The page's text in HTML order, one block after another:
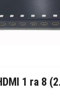
1 ra 8